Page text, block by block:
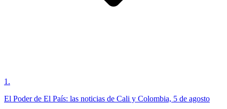
1 .
El Poder de El País: las noticias de Cali y Colombia, 5 de agosto